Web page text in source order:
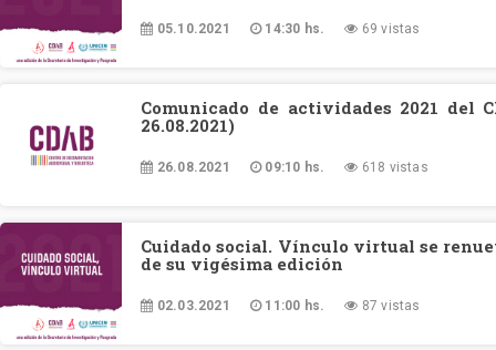
05.10.2021 14:30 hs. 69 vistas
Comunicado de actividades 2021 del
26.08.2021)
26.08.2021 09:10 hs. 618 vistas
Cuidado social. Vínculo virtual se
de su vigésima edición
02.03.2021 11:00 hs. 87 vistas